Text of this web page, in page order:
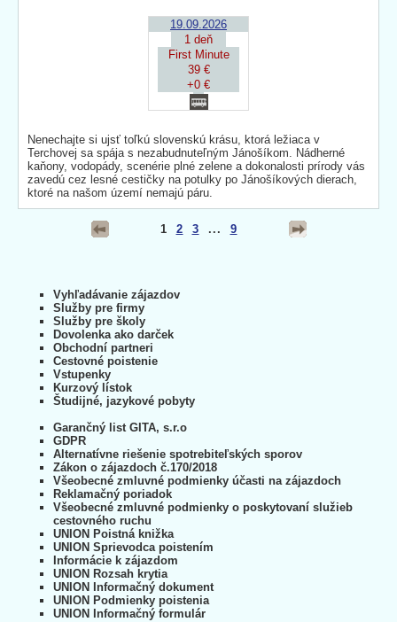
19.09.2026
1 deň
First Minute
39 €
+0 €
Nenechajte si ujsť toľkú slovenskú krásu, ktorá ležiaca v
Terchovej sa spája s nezabudnuteľným Jánošíkom. Nádherné
kaňony, vodopády, scenérie plné zelene a dokonalosti prírody vás
zavedú cez lesné cestičky na potulky po Jánošíkových dierach,
ktoré na našom území nemajú páru.
1 2 3 ... 9
Vyhľadávanie zájazdov
Služby pre firmy
Služby pre školy
Dovolenka ako darček
Obchodní partneri
Cestovné poistenie
Vstupenky
Kurzový lístok
Študijné, jazykové pobyty
Garančný list GITA, s.r.o
GDPR
Alternatívne riešenie spotrebiteľských sporov
Zákon o zájazdoch č.170/2018
Všeobecné zmluvné podmienky účasti na zájazdoch
Reklamačný poriadok
Všeobecné zmluvné podmienky o poskytovaní služieb
cestovného ruchu
UNION Poistná knižka
UNION Sprievodca poistením
Informácie k zájazdom
UNION Rozsah krytia
UNION Informačný dokument
UNION Podmienky poistenia
UNION Informačný formulár